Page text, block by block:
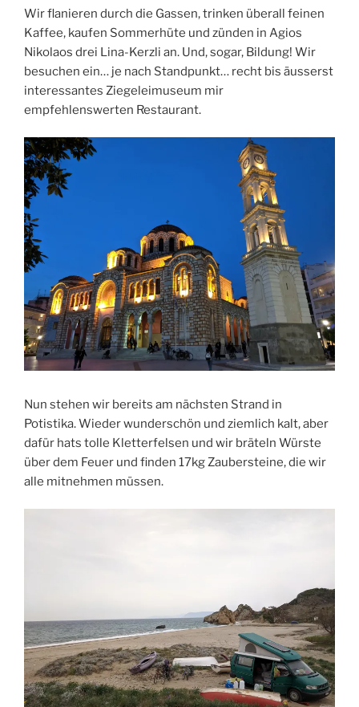
Wir flanieren durch die Gassen, trinken überall feinen
Kaffee, kaufen Sommerhüte und zünden in Agios
Nikolaos drei Lina-Kerzli an. Und, sogar, Bildung! Wir
besuchen ein… je nach Standpunkt… recht bis äusserst
interessantes Ziegeleimuseum mir
empfehlenswerten Restaurant.
Nun stehen wir bereits am nächsten Strand in
Potistika. Wieder wunderschön und ziemlich kalt, aber
dafür hats tolle Kletterfelsen und wir bräteln Würste
über dem Feuer und finden 17kg Zaubersteine, die wir
alle mitnehmen müssen.